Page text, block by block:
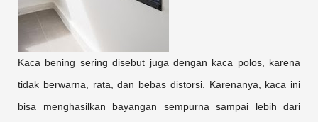
Kaca bening sering disebut juga dengan kaca polos, karena
tidak berwarna, rata, dan bebas distorsi. Karenanya, kaca ini
bisa menghasilkan bayangan sempurna sampai lebih dari